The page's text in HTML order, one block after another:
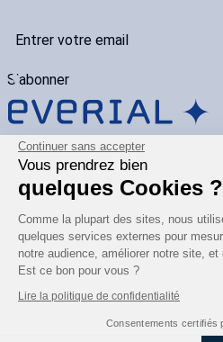
Continuer sans accepter
Vous prendrez bien
quelques Cookies ?
Comme la plupart des sites, nous
quelques services externes pour
notre audience, améliorer notre site,
Est ce bon pour vous ?
Lire la politique de confidentialité
Consentements certifiés
S'abonner
Carrière
Nos engagements
Mentions légales
contact@everial.com
04 72 13 53 00
1691 Av. de l’Hippodrome,
69140 Rillieux-la-Pape